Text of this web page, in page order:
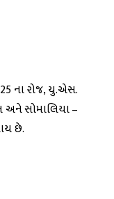
ના રોજ, યુ.એસ.
અને સોમાલિયા –
છે.